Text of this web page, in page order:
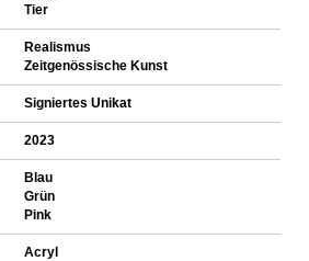
Tier
Realismus
Zeitgenössische Kunst
Signiertes Unikat
2023
Blau
Grün
Pink
Acryl